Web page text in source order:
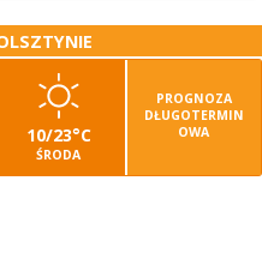
10/23°C
ŚRODA
PROGNOZA
DŁUGOTERMIN
OWA